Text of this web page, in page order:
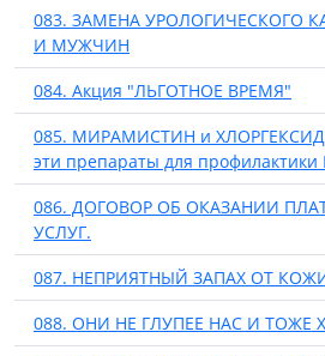
083. ЗАМЕНА УРОЛОГИЧЕСКОГО
И МУЖЧИН
084. Акция "ЛЬГОТНОЕ ВРЕМЯ"
085. МИРАМИСТИН и
эти препараты для
086. ДОГОВОР ОБ ОКАЗАНИИ
УСЛУГ.
087. НЕПРИЯТНЫЙ ЗАПАХ ОТ
088. ОНИ НЕ ГЛУПЕЕ НАС И ТОЖЕ